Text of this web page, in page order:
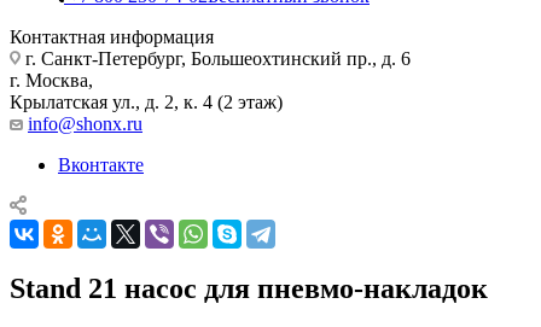
Контактная информация
г. Санкт-Петербург, Большеохтинский пр., д. 6
г. Москва,
Крылатская ул., д. 2, к. 4 (2 этаж)
info@shonx.ru
Вконтакте
Stand 21 насос для пневмо-накладок